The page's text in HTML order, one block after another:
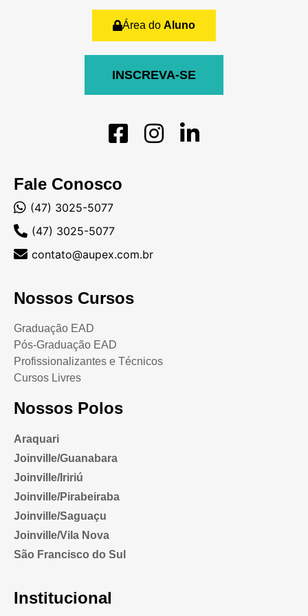
Fale Conosco
(47) 3025-5077
(47) 3025-5077
contato@aupex.com.br
Nossos Cursos
Graduação EAD
Pós-Graduação EAD
Profissionalizantes e Técnicos
Cursos Livres
Nossos Polos
Araquari
Joinville/Guanabara
Joinville/Iririú
Joinville/Pirabeiraba
Joinville/Saguaçu
Joinville/Vila Nova
São Francisco do Sul
Institucional
Área do Aluno
INSCREVA-SE